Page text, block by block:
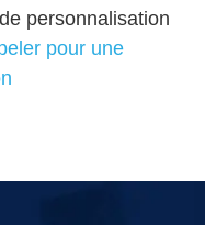
personnalisation
pour une